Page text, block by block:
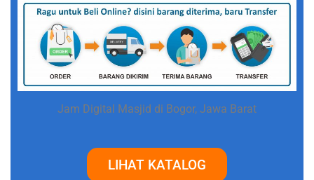
Jam Digital Masjid di Bogor, Jawa Barat
LIHAT KATALOG